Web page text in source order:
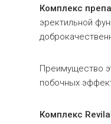
Комплекс
эректильной
Преимущество
побочных
Комплекс